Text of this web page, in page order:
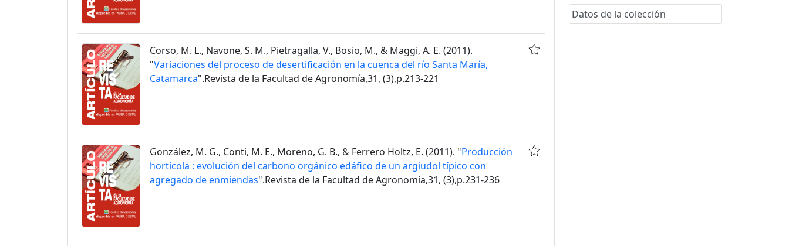
Datos de la colección
Corso, M. L., Navone, S. M., Pietragalla, V., Bosio, M., & Maggi, A. E. (2011).
"Variaciones del proceso de desertificación en la cuenca del río Santa María,
Catamarca".Revista de la Facultad de Agronomía,31, (3),p.213-221
González, M. G., Conti, M. E., Moreno, G. B., & Ferrero Holtz, E. (2011). "Producción
hortícola : evolución del carbono orgánico edáfico de un argiudol típico con
agregado de enmiendas".Revista de la Facultad de Agronomía,31, (3),p.231-236